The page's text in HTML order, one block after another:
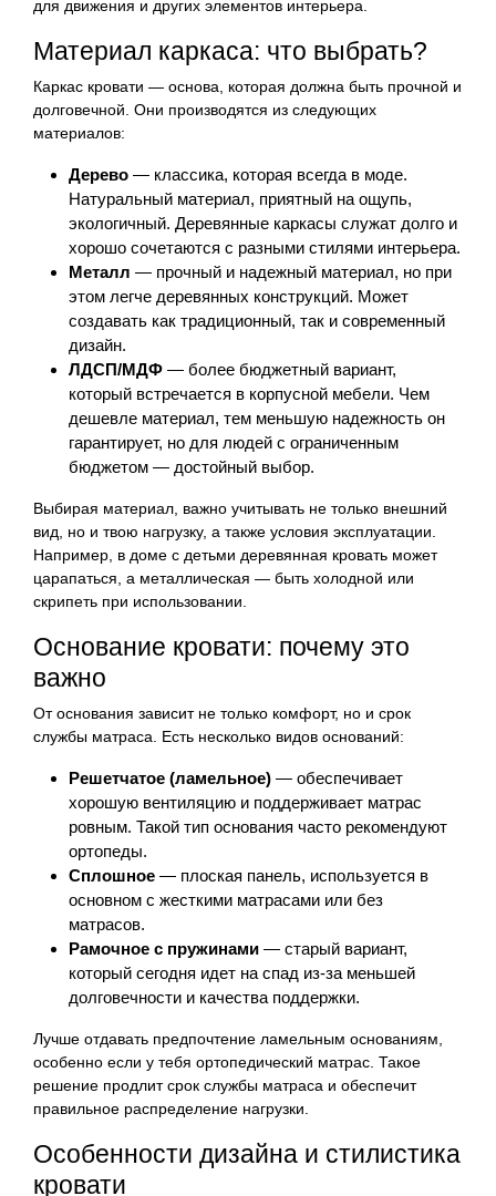
для движения и других элементов интерьера.
Материал каркаса: что выбрать?
Каркас кровати — основа, которая должна быть прочной и
долговечной. Они производятся из следующих
материалов:
Дерево — классика, которая всегда в моде.
Натуральный материал, приятный на ощупь,
экологичный. Деревянные каркасы служат долго и
хорошо сочетаются с разными стилями интерьера.
Металл — прочный и надежный материал, но при
этом легче деревянных конструкций. Может
создавать как традиционный, так и современный
дизайн.
ЛДСП/МДФ — более бюджетный вариант,
который встречается в корпусной мебели. Чем
дешевле материал, тем меньшую надежность он
гарантирует, но для людей с ограниченным
бюджетом — достойный выбор.
Выбирая материал, важно учитывать не только внешний
вид, но и твою нагрузку, а также условия эксплуатации.
Например, в доме с детьми деревянная кровать может
царапаться, а металлическая — быть холодной или
скрипеть при использовании.
Основание кровати: почему это
важно
От основания зависит не только комфорт, но и срок
службы матраса. Есть несколько видов оснований:
Решетчатое (ламельное) — обеспечивает
хорошую вентиляцию и поддерживает матрас
ровным. Такой тип основания часто рекомендуют
ортопеды.
Сплошное — плоская панель, используется в
основном с жесткими матрасами или без
матрасов.
Рамочное с пружинами — старый вариант,
который сегодня идет на спад из-за меньшей
долговечности и качества поддержки.
Лучше отдавать предпочтение ламельным основаниям,
особенно если у тебя ортопедический матрас. Такое
решение продлит срок службы матраса и обеспечит
правильное распределение нагрузки.
Особенности дизайна и стилистика
кровати